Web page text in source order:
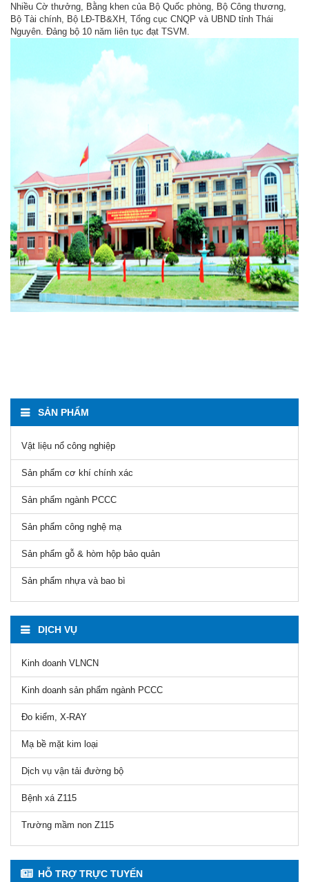
Nhiều Cờ thưởng, Bằng khen của Bộ Quốc phòng, Bộ Công thương,
Bộ Tài chính, Bộ LĐ-TB&XH, Tổng cục CNQP và UBND tỉnh Thái
Nguyên. Đảng bộ 10 năm liên tục đạt TSVM.
SẢN PHẨM
Vật liệu nổ công nghiệp
Sản phẩm cơ khí chính xác
Sản phẩm ngành PCCC
Sản phẩm công nghệ mạ
Sản phẩm gỗ & hòm hộp bảo quản
Sản phẩm nhựa và bao bì
DỊCH VỤ
Kinh doanh VLNCN
Kinh doanh sản phẩm ngành PCCC
Đo kiểm, X-RAY
Mạ bề mặt kim loại
Dịch vụ vận tải đường bộ
Bệnh xá Z115
Trường mầm non Z115
HỖ TRỢ TRỰC TUYẾN